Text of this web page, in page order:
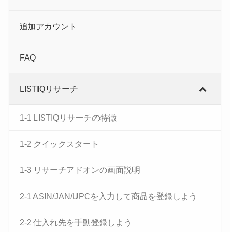
追加アカウント
FAQ
LISTIQリサーチ
1-1 LISTIQリサーチの特徴
1-2 クイックスタート
1-3 リサーチアドオンの画面説明
2-1 ASIN/JAN/UPCを入力して商品を登録しよう
2-2 仕入れ先を手動登録しよう